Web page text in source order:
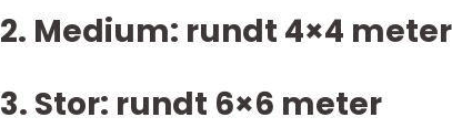
2. Medium: rundt 4×4 meter
3. Stor: rundt 6×6 meter